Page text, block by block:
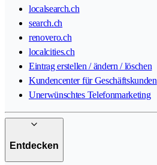
localsearch.ch
search.ch
renovero.ch
localcities.ch
Eintrag erstellen / ändern / löschen
Kundencenter für Geschäftskunden
Unerwünschtes Telefonmarketing
Entdecken